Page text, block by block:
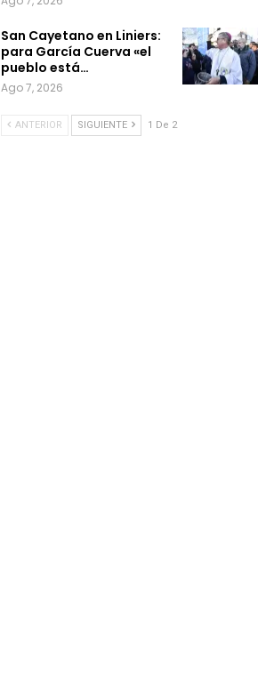
San Cayetano en Liniers:
para García Cuerva «el
pueblo está…
Ago 7, 2026
ANTERIOR SIGUIENTE 1 De 2